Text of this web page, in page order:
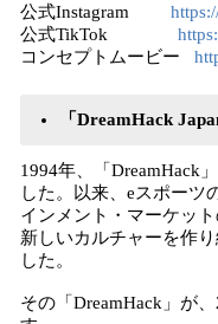
公式Instagram
公式TikTok
コンセプトムービー
「DreamHack
1994年、「DreamHack
した。以来、eスポーツ
インメント・マーケッ
新しいカルチャーを作
した。
その「DreamHack」が